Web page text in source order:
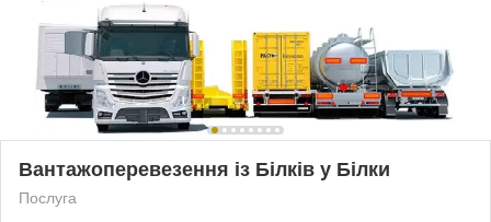
Вантажоперевезення із Білків у Білки
Послуга